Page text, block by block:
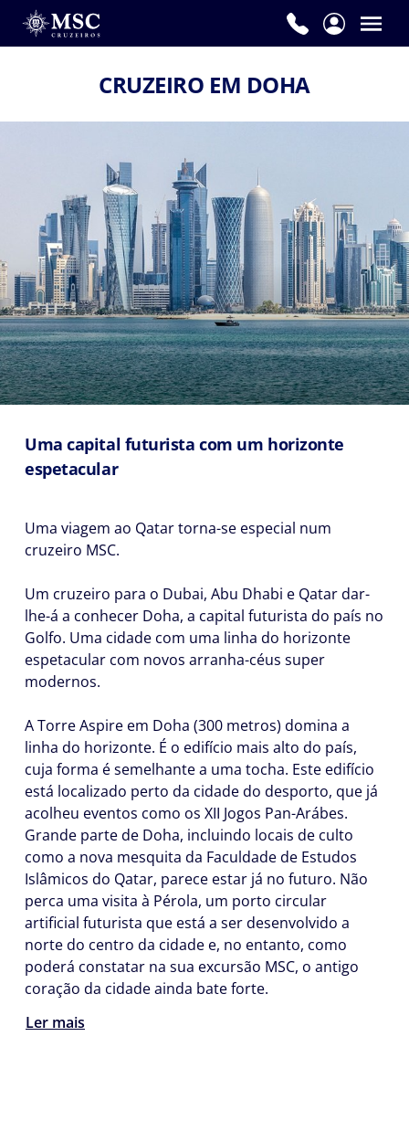
CRUZEIRO EM DOHA
Uma capital futurista com um horizonte
espetacular
Uma viagem ao Qatar torna-se especial num
cruzeiro MSC.
Um cruzeiro para o Dubai, Abu Dhabi e Qatar dar-
lhe-á a conhecer Doha, a capital futurista do país no
Golfo. Uma cidade com uma linha do horizonte
espetacular com novos arranha-céus super
modernos.
A Torre Aspire em Doha (300 metros) domina a
linha do horizonte. É o edifício mais alto do país,
cuja forma é semelhante a uma tocha. Este edifício
está localizado perto da cidade do desporto, que já
acolheu eventos como os XII Jogos Pan-Arábes.
Grande parte de Doha, incluindo locais de culto
como a nova mesquita da Faculdade de Estudos
Islâmicos do Qatar, parece estar já no futuro. Não
perca uma visita à Pérola, um porto circular
artificial futurista que está a ser desenvolvido a
norte do centro da cidade e, no entanto, como
poderá constatar na sua excursão MSC, o antigo
coração da cidade ainda bate forte.
Ler mais